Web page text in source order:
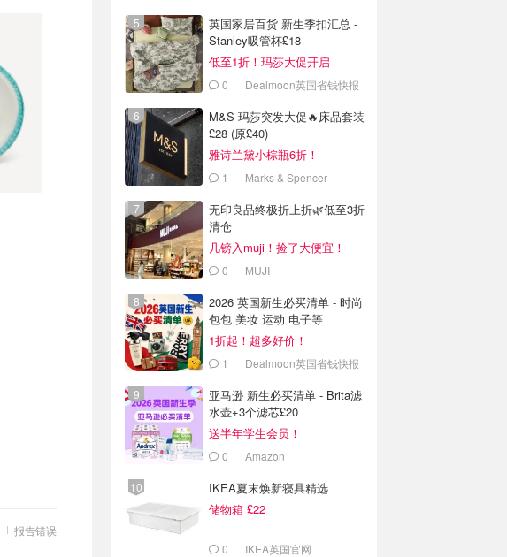
报告错误
英国家居百货 新生季扣汇总 -
Stanley吸管杯£18
低至1折！玛莎大促开启
0 Dealmoon英国省钱快报
M&S 玛莎突发大促🔥床品套装
£28 (原£40)
雅诗兰黛小棕瓶6折！
1 Marks & Spencer
无印良品终极折上折🌿低至3折
清仓
几镑入muji！捡了大便宜！
0 MUJI
2026 英国新生必买清单 - 时尚
包包 美妆 运动 电子等
1折起！超多好价！
1 Dealmoon英国省钱快报
亚马逊 新生必买清单 - Brita滤
水壶+3个滤芯£20
送半年学生会员！
0 Amazon
IKEA夏末焕新寝具精选
储物箱 £22
0 IKEA英国官网